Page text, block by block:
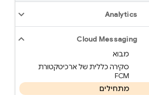
Analytics
Cloud Messaging
מבוא
סקירה כללית של ארכיטקטורת
FCM
מתחילים